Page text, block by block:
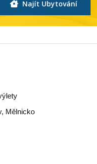
Najít Ubytování
, Mělnicko